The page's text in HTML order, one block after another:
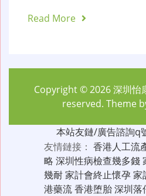
Read More
Copyright © 2026深圳怡
reserved. Theme
本站友鏈/廣告諮詢q
友情鏈接： 香港人工流
略 深圳性病檢查幾多錢
幾耐家計會終止懷孕家
港藥流香港堕胎深圳落